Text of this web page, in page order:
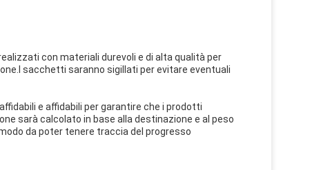
con materiali durevoli e di alta qualità per
sacchetti saranno sigillati per evitare eventuali
e affidabili per garantire che i prodotti
sarà calcolato in base alla destinazione e al peso
da poter tenere traccia del progresso